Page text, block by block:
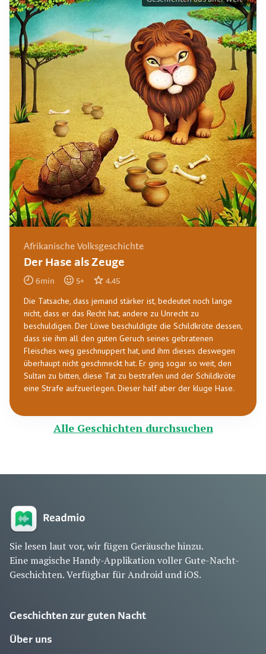
Afrikanische Volksgeschichte
Der Hase als Zeuge
6min 5+ 4.45
Die Tatsache, dass jemand stärker ist, bedeutet noch lange
nicht, dass er das Recht hat, andere zu Unrecht zu
beschuldigen. Der Löwe beschuldigte die Schildkröte dessen,
dass sie ihm all den guten Geruch seines gebratenen
Fleisches weg geschnuppert hat, und ihm dieses deswegen
überhaupt nicht geschmeckt hat. Er ging sogar so weit, den
Sultan zu bitten, diese Tat zu bestrafen und der Schildkröte
eine Strafe aufzuerlegen. Dieser half aber der kluge Hase.
Alle Geschichten durchsuchen
Sie lesen laut vor, wir fügen Geräusche hinzu.
Eine magische Handy-Applikation voller Gute-Nacht-
Geschichten. Verfügbar für Android und iOS.
Geschichten zur guten Nacht
Über uns